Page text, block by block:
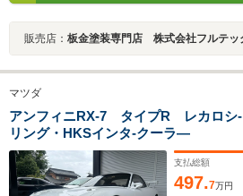
販売店： 板金塗装専門店 株式会社フルテッ
マツダ
アンフィニRX-7 タイプR レカロシ-
リング・HKSインタ-クーラ―
支払総額
497.7万円